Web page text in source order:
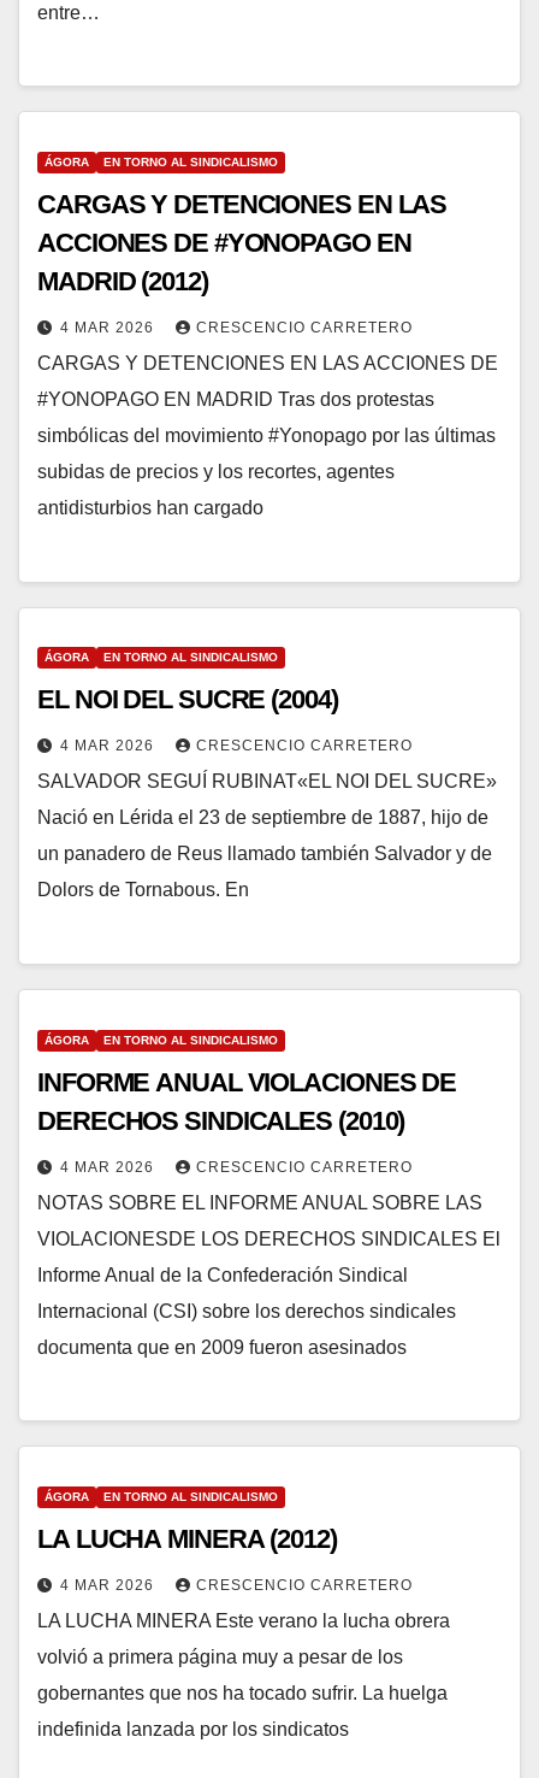
entre…
ÁGORA EN TORNO AL SINDICALISMO
CARGAS Y DETENCIONES EN LAS
ACCIONES DE #YONOPAGO EN
MADRID (2012)
4 MAR 2026 CRESCENCIO CARRETERO
CARGAS Y DETENCIONES EN LAS ACCIONES DE
#YONOPAGO EN MADRID Tras dos protestas
simbólicas del movimiento #Yonopago por las últimas
subidas de precios y los recortes, agentes
antidisturbios han cargado
ÁGORA EN TORNO AL SINDICALISMO
EL NOI DEL SUCRE (2004)
4 MAR 2026 CRESCENCIO CARRETERO
SALVADOR SEGUÍ RUBINAT«EL NOI DEL SUCRE»
Nació en Lérida el 23 de septiembre de 1887, hijo de
un panadero de Reus llamado también Salvador y de
Dolors de Tornabous. En
ÁGORA EN TORNO AL SINDICALISMO
INFORME ANUAL VIOLACIONES DE
DERECHOS SINDICALES (2010)
4 MAR 2026 CRESCENCIO CARRETERO
NOTAS SOBRE EL INFORME ANUAL SOBRE LAS
VIOLACIONESDE LOS DERECHOS SINDICALES El
Informe Anual de la Confederación Sindical
Internacional (CSI) sobre los derechos sindicales
documenta que en 2009 fueron asesinados
ÁGORA EN TORNO AL SINDICALISMO
LA LUCHA MINERA (2012)
4 MAR 2026 CRESCENCIO CARRETERO
LA LUCHA MINERA Este verano la lucha obrera
volvió a primera página muy a pesar de los
gobernantes que nos ha tocado sufrir. La huelga
indefinida lanzada por los sindicatos